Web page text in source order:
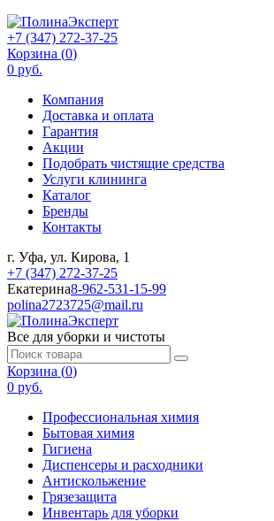
+7 (347) 272-37-25
Корзина (0)
0 руб.
Компания
Доставка и оплата
Гарантия
Акции
Подобрать чистящие средства
Услуги клининга
Каталог
Бренды
Контакты
г. Уфа, ул. Кирова, 1
+7 (347) 272-37-25
Екатерина8-962-531-15-99
polina2723725@mail.ru
Все для уборки и чистоты
Корзина (0)
0 руб.
Профессиональная химия
Бытовая химия
Гигиена
Диспенсеры и расходники
Антискольжение
Грязезащита
Инвентарь для уборки